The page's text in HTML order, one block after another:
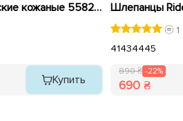
Сандали мужские кожаные 558224 Черные
Купить
1
41434445
890 ₴ -22%
690 ₴